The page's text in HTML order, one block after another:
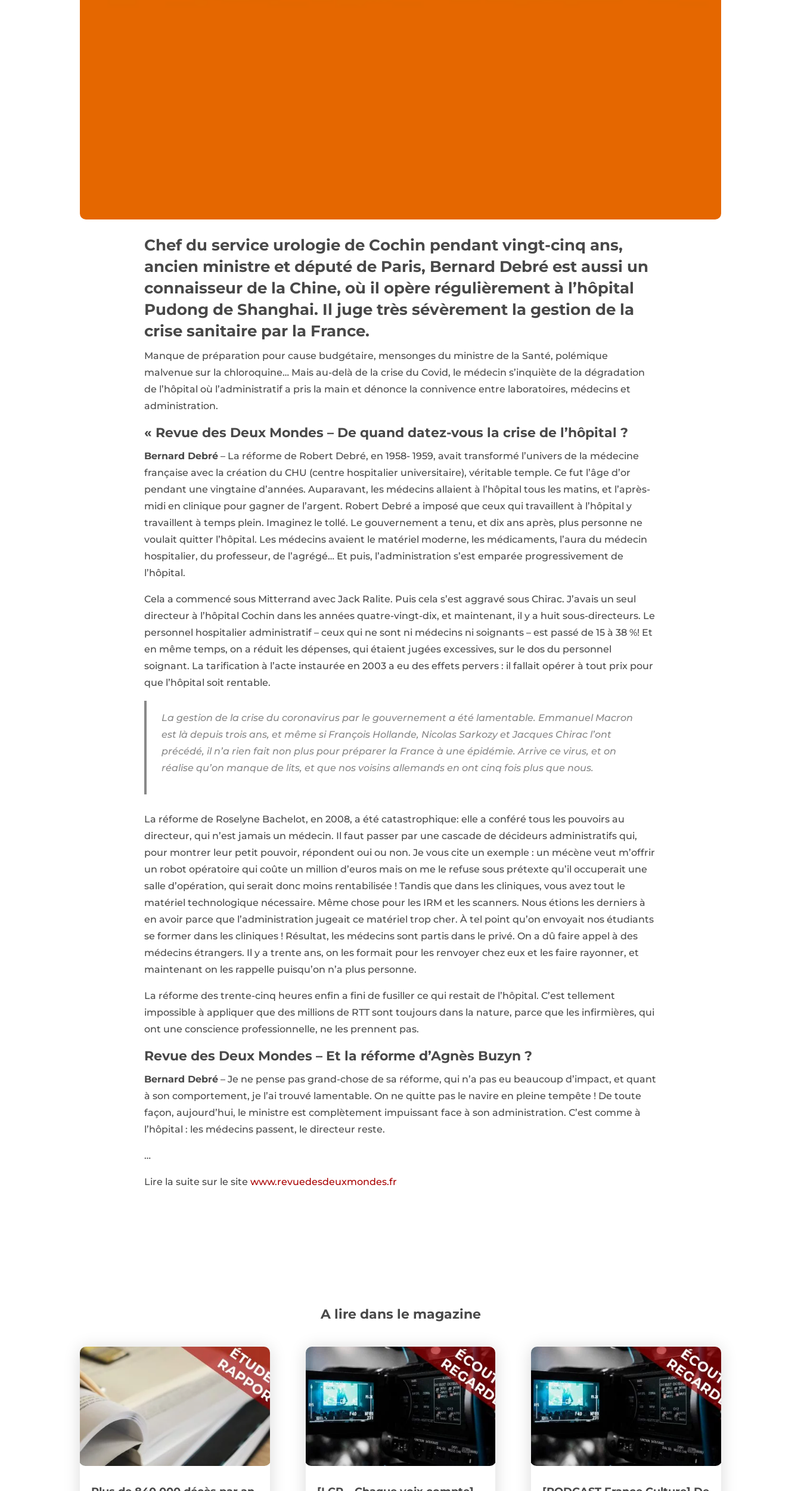
Chef du service urologie de Cochin pendant vingt-cinq ans,
ancien ministre et député de Paris, Bernard Debré est aussi un
connaisseur de la Chine, où il opère régulièrement à l’hôpital
Pudong de Shanghai. Il juge très sévèrement la gestion de la
crise sanitaire par la France.
Manque de préparation pour cause budgétaire, mensonges du ministre de la Santé, polémique
malvenue sur la chloroquine… Mais au-delà de la crise du Covid, le médecin s’inquiète de la dégradation
de l’hôpital où l’administratif a pris la main et dénonce la connivence entre laboratoires, médecins et
administration.
« Revue des Deux Mondes – De quand datez-vous la crise de l’hôpital ?
Bernard Debré– La réforme de Robert Debré, en 1958- 1959, avait transformé l’univers de la médecine
française avec la création du CHU (centre hospitalier universitaire), véritable temple. Ce fut l’âge d’or
pendant une vingtaine d’années. Auparavant, les médecins allaient à l’hôpital tous les matins, et l’après-
midi en clinique pour gagner de l’argent. Robert Debré a imposé que ceux qui travaillent à l’hôpital y
travaillent à temps plein. Imaginez le tollé. Le gouvernement a tenu, et dix ans après, plus personne ne
voulait quitter l’hôpital. Les médecins avaient le matériel moderne, les médicaments, l’aura du médecin
hospitalier, du professeur, de l’agrégé… Et puis, l’administration s’est emparée progressivement de
l’hôpital.
Cela a commencé sous Mitterrand avec Jack Ralite. Puis cela s’est aggravé sous Chirac. J’avais un seul
directeur à l’hôpital Cochin dans les années quatre-vingt-dix, et maintenant, il y a huit sous-directeurs. Le
personnel hospitalier administratif – ceux qui ne sont ni médecins ni soignants – est passé de 15 à 38 %! Et
en même temps, on a réduit les dépenses, qui étaient jugées excessives, sur le dos du personnel
soignant. La tarification à l’acte instaurée en 2003 a eu des effets pervers : il fallait opérer à tout prix pour
que l’hôpital soit rentable.
La gestion de la crise du coronavirus par le gouvernement a été lamentable. Emmanuel Macron
est là depuis trois ans, et même si François Hollande, Nicolas Sarkozy et Jacques Chirac l’ont
précédé, il n’a rien fait non plus pour préparer la France à une épidémie. Arrive ce virus, et on
réalise qu’on manque de lits, et que nos voisins allemands en ont cinq fois plus que nous.
La réforme de Roselyne Bachelot, en 2008, a été catastrophique: elle a conféré tous les pouvoirs au
directeur, qui n’est jamais un médecin. Il faut passer par une cascade de décideurs administratifs qui,
pour montrer leur petit pouvoir, répondent oui ou non. Je vous cite un exemple : un mécène veut m’offrir
un robot opératoire qui coûte un million d’euros mais on me le refuse sous prétexte qu’il occuperait une
salle d’opération, qui serait donc moins rentabilisée ! Tandis que dans les cliniques, vous avez tout le
matériel technologique nécessaire. Même chose pour les IRM et les scanners. Nous étions les derniers à
en avoir parce que l’administration jugeait ce matériel trop cher. À tel point qu’on envoyait nos étudiants
se former dans les cliniques ! Résultat, les médecins sont partis dans le privé. On a dû faire appel à des
médecins étrangers. Il y a trente ans, on les formait pour les renvoyer chez eux et les faire rayonner, et
maintenant on les rappelle puisqu’on n’a plus personne.
La réforme des trente-cinq heures enfin a fini de fusiller ce qui restait de l’hôpital. C’est tellement
impossible à appliquer que des millions de RTT sont toujours dans la nature, parce que les infirmières, qui
ont une conscience professionnelle, ne les prennent pas.
Revue des Deux Mondes – Et la réforme d’Agnès Buzyn ?
Bernard Debré– Je ne pense pas grand-chose de sa réforme, qui n’a pas eu beaucoup d’impact, et quant
à son comportement, je l’ai trouvé lamentable. On ne quitte pas le navire en pleine tempête ! De toute
façon, aujourd’hui, le ministre est complètement impuissant face à son administration. C’est comme à
l’hôpital : les médecins passent, le directeur reste.
…
Lire la suite sur le site www.revuedesdeuxmondes.fr
A lire dans le magazine